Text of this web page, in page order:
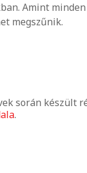
Amint
megszűnik.
során készült
.